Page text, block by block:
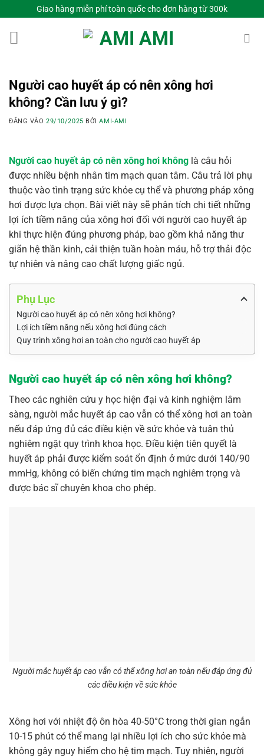
qua
nội
Giao hàng miễn phí toàn quốc cho đơn hàng từ 300k
Người cao huyết áp có nên xông hơi
không? Cần lưu ý gì?
ĐĂNG VÀO29/10/2025 BỞIAMI-AMI
Người cao huyết áp có nên xông hơi không là câu hỏi
được nhiều bệnh nhân tim mạch quan tâm. Câu trả lời phụ
thuộc vào tình trạng sức khỏe cụ thể và phương pháp xông
hơi được lựa chọn. Bài viết này sẽ phân tích chi tiết những
lợi ích tiềm năng của xông hơi đối với người cao huyết áp
khi thực hiện đúng phương pháp, bao gồm khả năng thư
giãn hệ thần kinh, cải thiện tuần hoàn máu, hỗ trợ thải độc
tự nhiên và nâng cao chất lượng giấc ngủ.
Phụ Lục
Người cao huyết áp có nên xông hơi không?
Lợi ích tiềm năng nếu xông hơi đúng cách
Quy trình xông hơi an toàn cho người cao huyết áp
Người cao huyết áp có nên xông hơi không?
Theo các nghiên cứu y học hiện đại và kinh nghiệm lâm
sàng, người mắc huyết áp cao vẫn có thể xông hơi an toàn
nếu đáp ứng đủ các điều kiện về sức khỏe và tuân thủ
nghiêm ngặt quy trình khoa học. Điều kiện tiên quyết là
huyết áp phải được kiểm soát ổn định ở mức dưới 140/90
mmHg, không có biến chứng tim mạch nghiêm trọng và
được bác sĩ chuyên khoa cho phép.
Người mắc huyết áp cao vẫn có thể xông hơi an toàn nếu đáp ứng đủ
các điều kiện về sức khỏe
Xông hơi với nhiệt độ ôn hòa 40-50°C trong thời gian ngắn
10-15 phút có thể mang lại nhiều lợi ích cho sức khỏe mà
không gây nguy hiểm cho hệ tim mạch. Tuy nhiên, người